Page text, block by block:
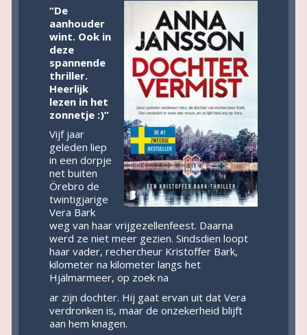
“De
aanhouder
wint. Ook in
deze
spannende
thriller.
Heerlijk
lezen in het
zonnetje :)”
Vijf jaar
geleden liep
in een dorpje
net buiten
Örebro de
twintigjarige
Vera Bark
weg van haar vrijgezellenfeest. Daarna
werd ze niet meer gezien. Sindsdien loopt
haar vader, rechercheur Kristoffer Bark,
kilometer na kilometer langs het
Hjälmarmeer, op zoek na
ar zijn dochter. Hij gaat ervan uit dat Vera
verdronken is, maar de onzekerheid blijft
aan hem knagen.